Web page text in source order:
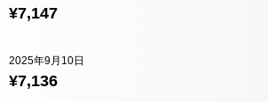
¥7,147
¥7,136
2025年9月10日